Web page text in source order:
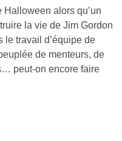
alors qu’un
la vie de Jim Gordon
le travail d’équipe de
de menteurs, de
peut-on encore faire